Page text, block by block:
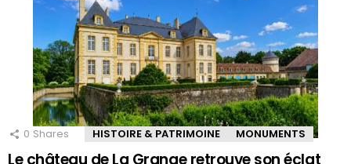
0 Shares HISTOIRE & PATRIMOINE MONUMENTS
Le château de La Grange retrouve son éclat